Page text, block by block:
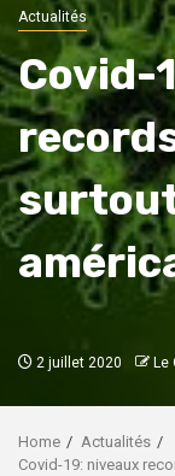
Actualités
Covid-
2 juillet 2020 Le
Home
Actualités
Covid-19: niveaux